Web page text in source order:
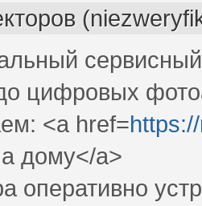
цифровых
<a href=
дому</a>
оперативно